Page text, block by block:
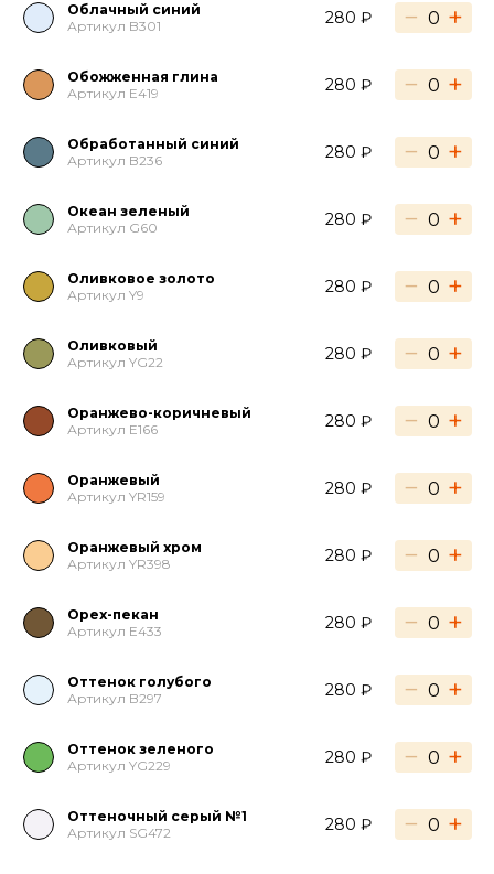
Облачный синий
Артикул B301
280 ₽ − +
Обожженная глина
Артикул E419
280 ₽ − +
Обработанный синий
Артикул B236
280 ₽ − +
Океан зеленый
Артикул G60
280 ₽ − +
Оливковое золото
Артикул Y9
280 ₽ − +
Оливковый
Артикул YG22
280 ₽ − +
Оранжево-коричневый
Артикул E166
280 ₽ − +
Оранжевый
Артикул YR159
280 ₽ − +
Оранжевый хром
Артикул YR398
280 ₽ − +
Орех-пекан
Артикул E433
280 ₽ − +
Оттенок голубого
Артикул B297
280 ₽ − +
Оттенок зеленого
Артикул YG229
280 ₽ − +
Оттеночный серый №1
Артикул SG472
280 ₽ − +